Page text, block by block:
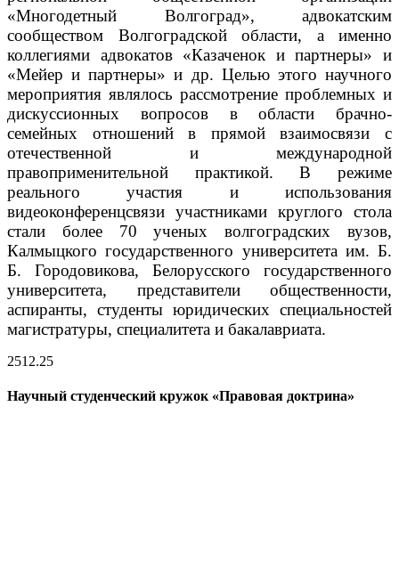
«Многодетный Волгоград», адвокатским
сообществом Волгоградской области, а именно
коллегиями адвокатов «Казаченок и партнеры» и
«Мейер и партнеры» и др. Целью этого научного
мероприятия являлось рассмотрение проблемных и
дискуссионных вопросов в области брачно-
семейных отношений в прямой взаимосвязи с
отечественной и международной
правоприменительной практикой. В режиме
реального участия и использования
видеоконференцсвязи участниками круглого стола
стали более 70 ученых волгоградских вузов,
Калмыцкого государственного университета им. Б.
Б. Городовикова, Белорусского государственного
университета, представители общественности,
аспиранты, студенты юридических специальностей
магистратуры, специалитета и бакалавриата.
2512.25
Научный студенческий кружок «Правовая доктрина»